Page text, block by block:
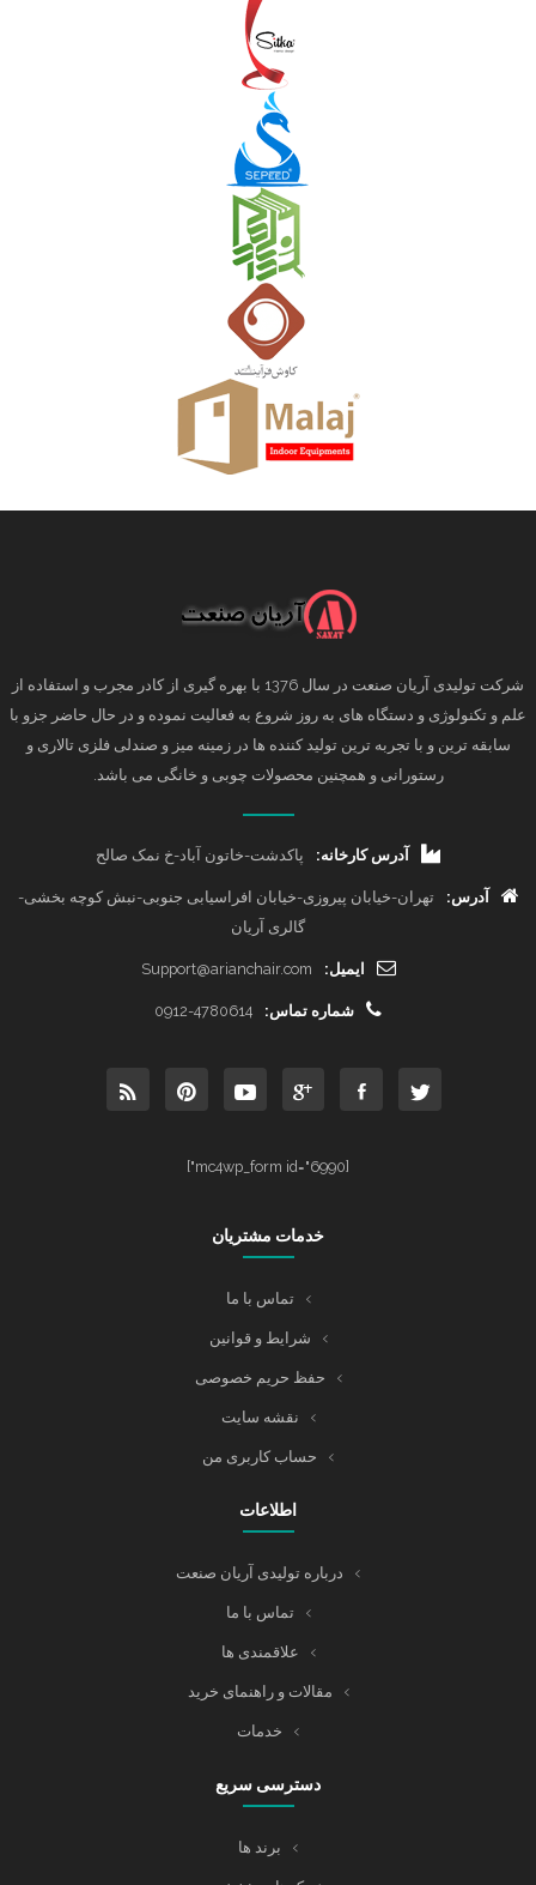
شرکت تولیدی آریان صنعت در سال 1376 با بهره گیری از کادر مجرب و استفاده از
علم و تکنولوژی و دستگاه های به روز شروع به فعالیت نموده و در حال حاضر جزو با
سابقه ترین و با تجربه ترین تولید کننده ها در زمینه میز و صندلی فلزی تالاری و
رستورانی و همچنین محصولات چوبی و خانگی می باشد.
آدرس کارخانه: پاکدشت-خاتون آباد-خ نمک صالح
آدرس:
تهران-خیابان پیروزی-خیابان افراسیابی جنوبی-نبش کوچه بخشی-
گالری آریان
ایمیل: Support@arianchair.com
شماره تماس: 0912-4780614
[mc4wp_form id="6990"]
خدمات مشتریان
تماس با ما
شرایط و قوانین
حفظ حریم خصوصی
نقشه سایت
حساب کاربری من
اطلاعات
درباره تولیدی آریان صنعت
تماس با ما
علاقمندی ها
مقالات و راهنمای خرید
خدمات
دسترسی سریع
برند ها